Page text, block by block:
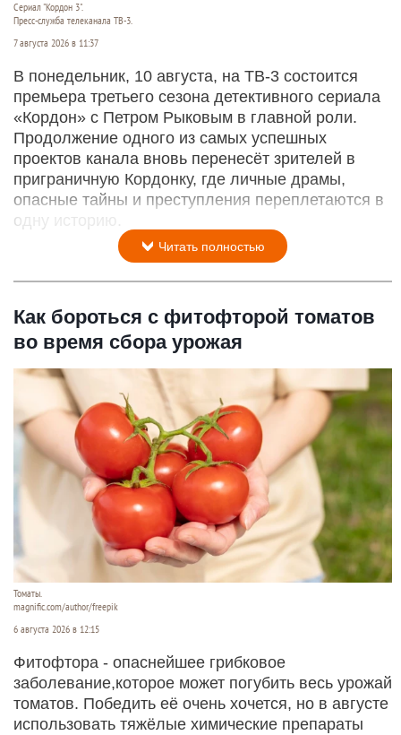
Сериал "Кордон 3".
Пресс-служба телеканала ТВ-3.
7 августа 2026 в 11:37
В понедельник, 10 августа, на ТВ-3 состоится
премьера третьего сезона детективного сериала
«Кордон» с Петром Рыковым в главной роли.
Продолжение одного из самых успешных
проектов канала вновь перенесёт зрителей в
приграничную Кордонку, где личные драмы,
опасные тайны и преступления переплетаются в
одну историю.
Читать полностью
Как бороться с фитофторой томатов
во время сбора урожая
Томаты.
magnific.com/author/freepik
6 августа 2026 в 12:15
Фитофтора - опаснейшее грибковое
заболевание,которое может погубить весь урожай
томатов. Победить её очень хочется, но в августе
использовать тяжёлые химические препараты